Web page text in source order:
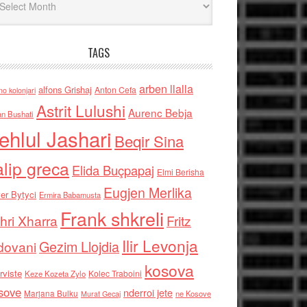
TAGS
kolonjari alfons Grishaj Anton Cefa arben llalla
Bushati Astrit Lulushi Aurenc Bebja
Jashari Beqir Sina
grecaElida Buçpapaj Elmi Berisha
Bytyci Ermira Babamusta Eugjen Merlika
Xharra Frank shkreli Fritz
Gezim Llojdia Ilir Levonja
Keze Kozeta Zylo Kolec Traboini kosova
Marjana Bulku Murat Gecaj nderroi jete ne Kosove